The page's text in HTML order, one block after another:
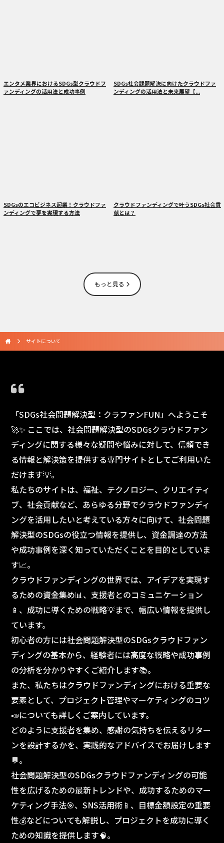
エンタメ業界におけるSDGs型クラウドフ
ァンディングの活用法と成功事例
SDGs社会課題解決に向けたクラウドファ
ンディングの活用法と未来展望【...
SDGsのエコビジネス起業！クラウドファ
ンディングで夢を実現する方法
クラウドファンディングで叶うSDGs社会貢
献とは？
もっと見る
サイトについて
「SDGs社会問題解決型：クラファンFUN」へようこそ
🚀✨ ここでは、社会問題解決型のSDGsクラウドファン
ディングに関する様々な疑問や悩みに対して、信頼でき
る情報と解決策を提供する専門サイトとしてご利用いた
だけます💡。
私たちのサイトは、福祉、テクノロジー、クリエイティ
ブ、社会貢献など、あらゆる分野でクラウドファンディ
ングを活用したいと考えている方々に向けて、社会問題
解決型のSDGsの役立つ情報を提供し、資金調達の方法
や成功事例を深く知っていただくことを目的としていま
す📈。
クラウドファンディングの世界では、アイデアを実現す
るための資金集め📊、支援者とのコミュニケーション
📱、成功に導くための戦略💡まで、幅広い情報を提供し
ています。
初心者の方には社会問題解決型のSDGsクラウドファン
ディングの基本から、経験者には高度な戦略や成功事例
の分析を分かりやすくご紹介します📚。
また、私たちはクラウドファンディングにおける重要な
要素として、プロジェクト管理やマーケティングのコツ
📣についても詳しくご案内しています。
どのように支援者を集め、感謝の気持ちを伝えるリター
ンを設計するかを、実践的なアドバイスでお届けします
💬。
社会問題解決型のSDGsクラウドファンディングの可能
性を広げるための最新トレンドや、成功するためのマー
ケティング手法🎯、SNS活用術📱、目標金額設定の重要
性💰などについても解説し、プロジェクトを成功に導く
ための知識を提供します🧠。